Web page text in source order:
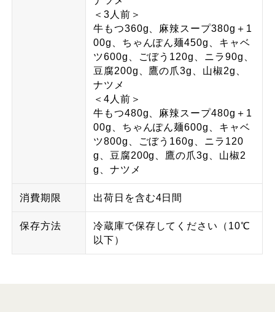
＜3人前＞
牛もつ360g、麻辣スープ380g＋1
00g、ちゃんぽん麺450g、キャベ
ツ600g、ごぼう120g、ニラ90g、
豆腐200g、鷹の爪3g、山椒2g、
ナツメ
＜4人前＞
牛もつ480g、麻辣スープ480g＋1
00g、ちゃんぽん麺600g、キャベ
ツ800g、ごぼう160g、ニラ120
g、豆腐200g、鷹の爪3g、山椒2
g、ナツメ
消費期限 出荷日を含む4日間
保存方法
冷蔵庫で保存してください（10℃
以下）